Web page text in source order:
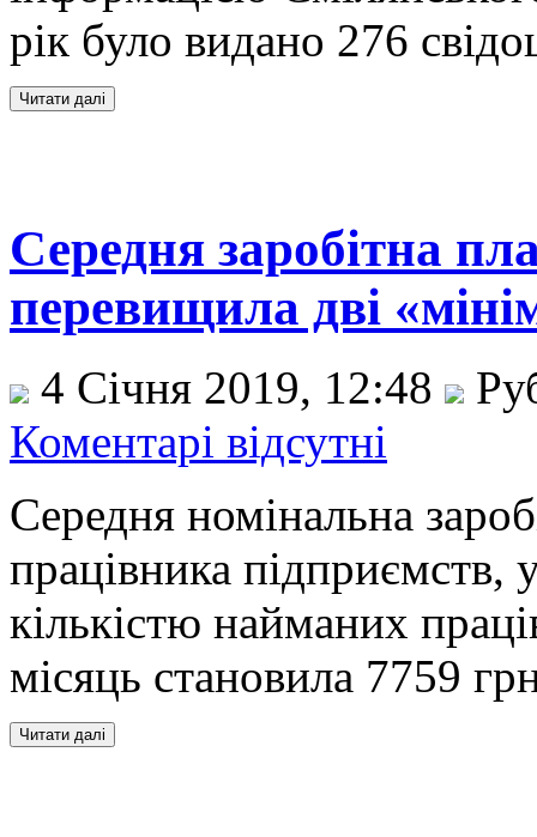
рік було видано 276
Середня заробітна
перевищила дві
4 Січня 2019, 12:48
Коментарі відсутні
Середня номінальна
працівника підприємств,
кількістю найманих
місяць становила 7759